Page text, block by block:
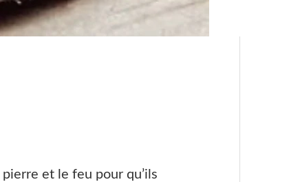
et le feu pour qu’ils